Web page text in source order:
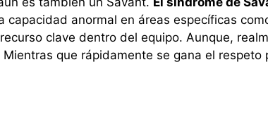
capacidad anormal en áreas específicas
clave dentro del equipo. Aunque,
que rápidamente se gana el